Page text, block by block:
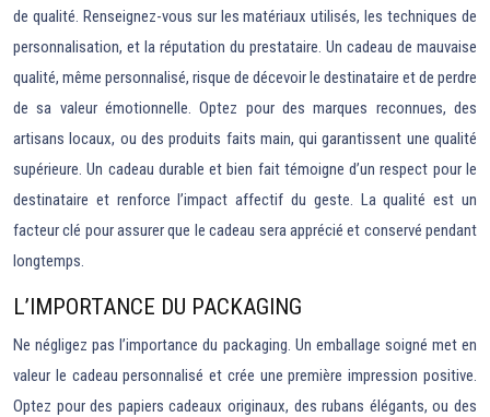
de qualité. Renseignez-vous sur les matériaux utilisés, les techniques de
personnalisation, et la réputation du prestataire. Un cadeau de mauvaise
qualité, même personnalisé, risque de décevoir le destinataire et de perdre
de sa valeur émotionnelle. Optez pour des marques reconnues, des
artisans locaux, ou des produits faits main, qui garantissent une qualité
supérieure. Un cadeau durable et bien fait témoigne d’un respect pour le
destinataire et renforce l’impact affectif du geste. La qualité est un
facteur clé pour assurer que le cadeau sera apprécié et conservé pendant
longtemps.
L’IMPORTANCE DU PACKAGING
Ne négligez pas l’importance du packaging. Un emballage soigné met en
valeur le cadeau personnalisé et crée une première impression positive.
Optez pour des papiers cadeaux originaux, des rubans élégants, ou des